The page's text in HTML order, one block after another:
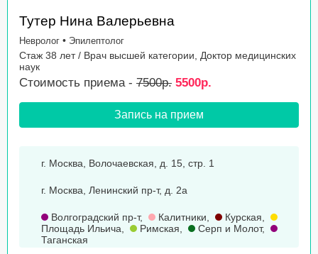
Тутер Нина Валерьевна
Невролог • Эпилептолог
Стаж 38 лет / Врач высшей категории, Доктор медицинских
наук
Стоимость приема - 7500р. 5500р.
Запись на прием
г. Москва, Волочаевская, д. 15, стр. 1
г. Москва, Ленинский пр-т, д. 2а
Волгоградский пр-т, Калитники, Курская,
Площадь Ильича, Римская, Серп и Молот,
Таганская